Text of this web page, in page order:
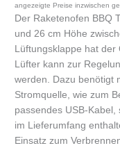
angezeigte Preise inzwischen
Der Raketenofen BBQ
und 26 cm Höhe
Lüftungsklappe hat
Lüfter kann zur
werden. Dazu benötigt
Stromquelle, wie zum
passendes USB-
im Lieferumfang
Einsatz zum